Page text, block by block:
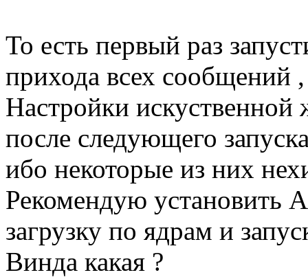
То есть первый раз
прихода всех сообщений
Настройки искуственной
после следующего
ибо некоторые из них
Рекомендую установить
загрузку по ядрам и
Винда какая ?